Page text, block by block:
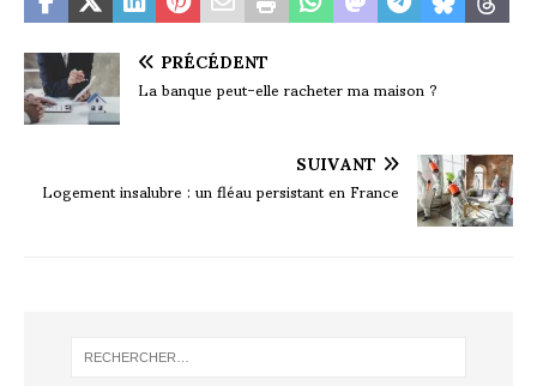
PRÉCÉDENT
La banque peut-elle racheter ma maison ?
SUIVANT
Logement insalubre : un fléau persistant en France